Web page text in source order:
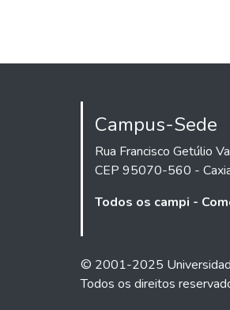
Campus-Sede
Rua Francisco Getúlio
CEP 95070-560 -
Todos os campi -
© 2001-2025
Todos os direitos